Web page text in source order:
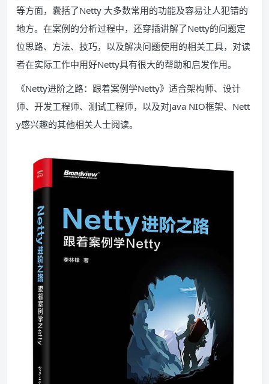
等方面，囊括了Netty 大多数常用的功能及容易让人犯错的
地方。在案例的分析过程中，还穿插讲解了Netty的问题定
位思路、方法、技巧，以及解决问题使用的相关工具，对读
者在实际工作中用好Netty具有很大的帮助和启发作用。
《Netty进阶之路：跟着案例学Netty》适合架构师、设计
师、开发工程师、测试工程师，以及对Java NIO框架、Nett
y感兴趣的其他相关人士阅读。